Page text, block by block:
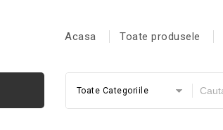
Acasa Toate produsele
Toate Categoriile